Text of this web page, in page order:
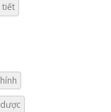
tiết